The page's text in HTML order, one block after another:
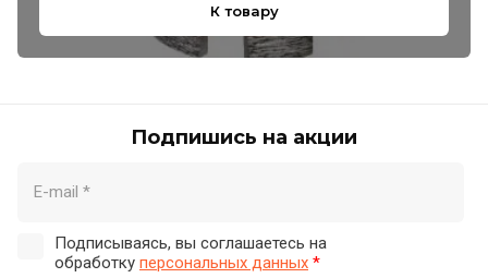
К товару
Подпишись на акции
Подписываясь, вы соглашаетесь на
обработку персональных данных *